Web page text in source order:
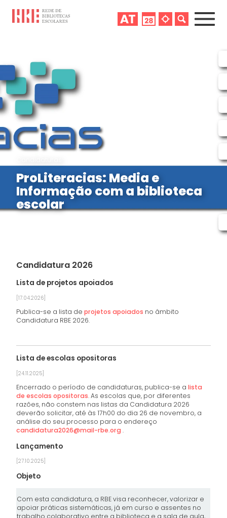
ProLiteracias: Media e
Informação com a biblioteca
escolar
Candidatura 2026
Lista de projetos apoiados
[17.04.2026]
Publica-se a lista deprojetos apoiados no âmbito
Candidatura RBE 2026.
Lista de escolas opositoras
[24.11.2025]
Encerrado o período de candidaturas, publica-se alista
de escolas opositoras. As escolas que, por diferentes
razões, não constem nas listas da Candidatura 2026
deverão solicitar, até às 17h00 do dia 26 de novembro, a
análise do seu processo para o endereço
candidatura2026@mail-rbe.org .
Lançamento
[27.10.2025]
Objeto
Com esta candidatura, a RBE visa reconhecer, valorizar e
apoiar práticas sistemáticas, já em curso e assentes no